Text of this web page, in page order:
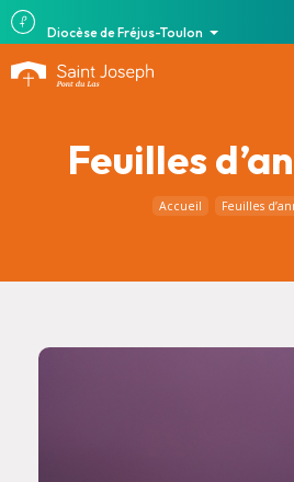
Diocèse de Fréjus-Toulon
Feuilles
Accueil Feuilles